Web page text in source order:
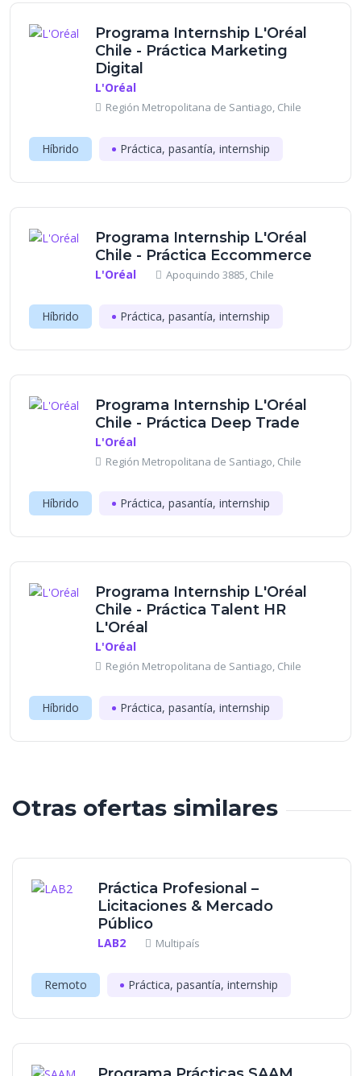
Programa Internship L'Oréal
Chile - Práctica Marketing
Digital
L'Oréal
Región Metropolitana de Santiago, Chile
Híbrido Práctica, pasantía, internship
Programa Internship L'Oréal
Chile - Práctica Eccommerce
L'Oréal Apoquindo 3885, Chile
Híbrido Práctica, pasantía, internship
Programa Internship L'Oréal
Chile - Práctica Deep Trade
L'Oréal
Región Metropolitana de Santiago, Chile
Híbrido Práctica, pasantía, internship
Programa Internship L'Oréal
Chile - Práctica Talent HR
L'Oréal
L'Oréal
Región Metropolitana de Santiago, Chile
Híbrido Práctica, pasantía, internship
Otras ofertas similares
Práctica Profesional –
Licitaciones & Mercado
Público
LAB2 Multipaís
Remoto Práctica, pasantía, internship